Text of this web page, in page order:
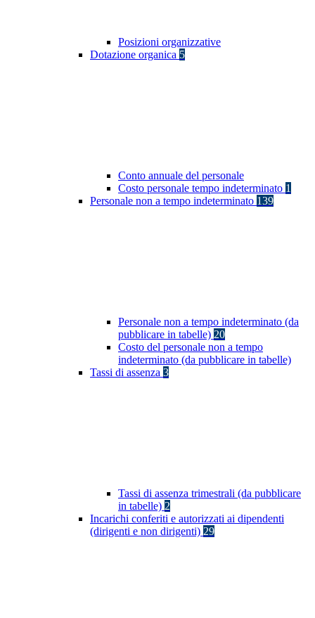
Posizioni organizzative
Dotazione organica 5
Conto annuale del personale
Costo personale tempo indeterminato 1
Personale non a tempo indeterminato 139
Personale non a tempo indeterminato (da
pubblicare in tabelle) 20
Costo del personale non a tempo
indeterminato (da pubblicare in tabelle)
Tassi di assenza 3
Tassi di assenza trimestrali (da pubblicare
in tabelle) 2
Incarichi conferiti e autorizzati ai dipendenti
(dirigenti e non dirigenti) 29